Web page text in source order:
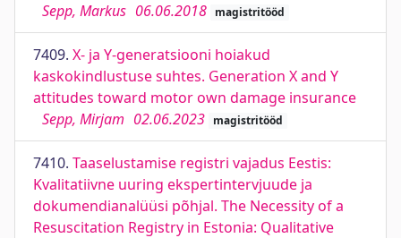
Sepp, Markus 06.06.2018 magistritööd
7409. X- ja Y-generatsiooni hoiakud
kaskokindlustuse suhtes. Generation X and Y
attitudes toward motor own damage insurance
Sepp, Mirjam 02.06.2023 magistritööd
7410. Taaselustamise registri vajadus Eestis:
Kvalitatiivne uuring ekspertintervjuude ja
dokumendianalüüsi põhjal. The Necessity of a
Resuscitation Registry in Estonia: Qualitative